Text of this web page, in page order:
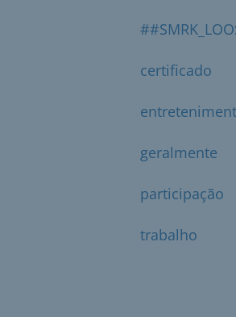
certificado
geralmente
participação
trabalho